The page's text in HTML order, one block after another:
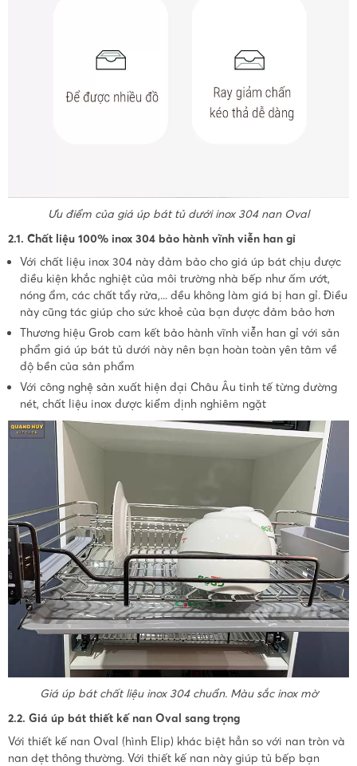
Ưu điểm của giá úp bát tủ dưới inox 304 nan Oval
2.1. Chất liệu 100% inox 304 bảo hành vĩnh viễn han gỉ
Với chất liệu inox 304 này đảm bảo cho giá úp bát chịu được
điều kiện khắc nghiệt của môi trường nhà bếp như ấm ướt,
nóng ẩm, các chất tẩy rửa,... đều không làm giá bị han gỉ. Điều
này cũng tác giúp cho sức khoẻ của bạn được đảm bảo hơn
Thương hiệu Grob cam kết bảo hành vĩnh viễn han gỉ với sản
phẩm giá úp bát tủ dưới này nên bạn hoàn toàn yên tâm về
độ bền của sản phẩm
Với công nghệ sản xuất hiện đại Châu Âu tinh tế từng đường
nét, chất liệu inox được kiểm định nghiêm ngặt
Giá úp bát chất liệu inox 304 chuẩn. Màu sắc inox mờ
2.2. Giá úp bát thiết kế nan Oval sang trọng
Với thiết kế nan Oval (hình Elip) khác biệt hẳn so với nan tròn và
nan dẹt thông thường. Với thiết kế nan này giúp tủ bếp bạn